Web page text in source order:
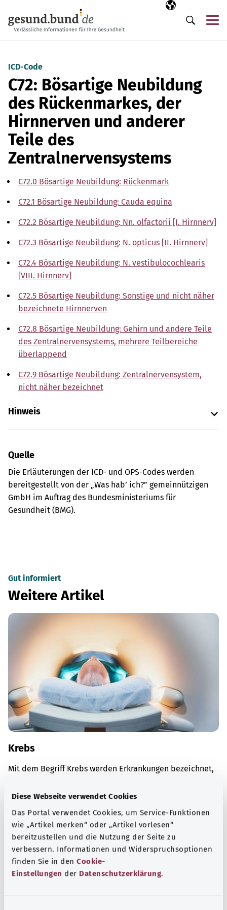
Diese Webseite verwendet Cookies
Das Portal verwendet Cookies, um Service-Funktionen
wie „Artikel merken“ oder „Artikel vorlesen“
bereitzustellen und die Nutzung der Seite zu
verbessern. Informationen und Widerspruchsoptionen
finden Sie in den Cookie-
Einstellungen der Datenschutzerklärung.
Ausgewählte
DE
Suche
ICD-Code
C72: Bösartige Neubildung
des Rückenmarkes, der
Hirnnerven und anderer
Teile des
Zentralnervensystems
C72.0 Bösartige Neubildung: Rückenmark
C72.1 Bösartige Neubildung: Cauda equina
C72.2 Bösartige Neubildung: Nn. olfactorii [I. Hirnnerv]
C72.3 Bösartige Neubildung: N. opticus [II. Hirnnerv]
C72.4 Bösartige Neubildung: N. vestibulocochlearis
[VIII. Hirnnerv]
C72.5 Bösartige Neubildung: Sonstige und nicht näher
bezeichnete Hirnnerven
C72.8 Bösartige Neubildung: Gehirn und andere Teile
des Zentralnervensystems, mehrere Teilbereiche
überlappend
C72.9 Bösartige Neubildung: Zentralnervensystem,
nicht näher bezeichnet
Hinweis
Quelle
Die Erläuterungen der ICD- und OPS-Codes werden
bereitgestellt von der „Was hab’ ich?” gemeinnützigen
GmbH im Auftrag des Bundesministeriums für
Gesundheit (BMG).
Gut informiert
Weitere Artikel
Krebs
Mit dem Begriff Krebs werden Erkrankungen bezeichnet,
Mehr erfahren